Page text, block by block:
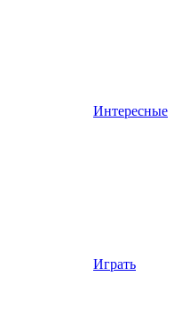
Интересные
Играть